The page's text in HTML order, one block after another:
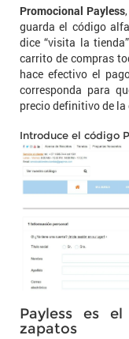
Promocional Payless
guarda el código
dice “visita la
carrito de compras
hace efectivo el
corresponda para
precio definitivo de la
Introduce el código
Payless es
zapatos